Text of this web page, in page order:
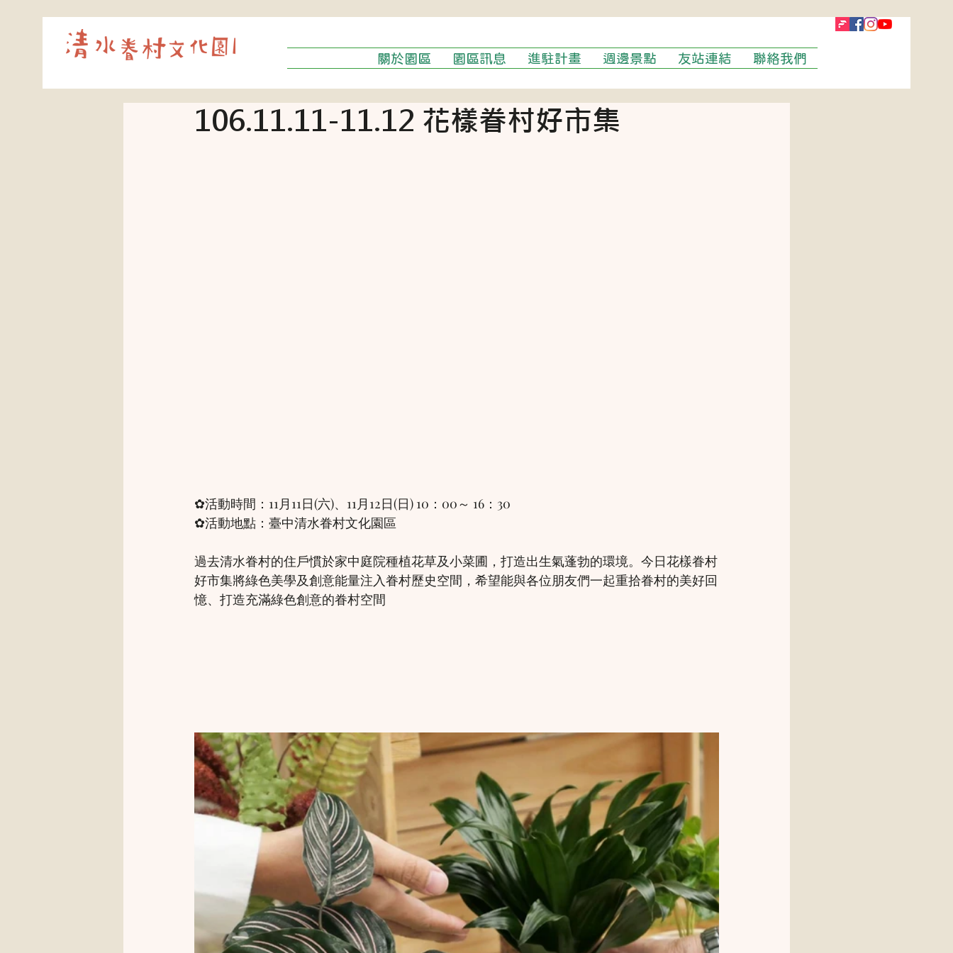
關於園區 園區訊息 進駐計畫 週邊景點 友站連結 聯絡我們
106.11.11-11.12 花樣眷村好市集
✿活動時間：11月11日(六)、11月12日(日) 10：00～ 16：30
✿活動地點：臺中清水眷村文化園區
過去清水眷村的住戶慣於家中庭院種植花草及小菜圃，打造出生氣蓬勃的環境。今日花樣眷村
好市集將綠色美學及創意能量注入眷村歷史空間，希望能與各位朋友們一起重拾眷村的美好回
憶、打造充滿綠色創意的眷村空間